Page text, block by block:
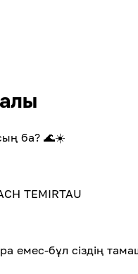
ба? 🌊☀️
TEMIRTAU
емес-бұл сіздің